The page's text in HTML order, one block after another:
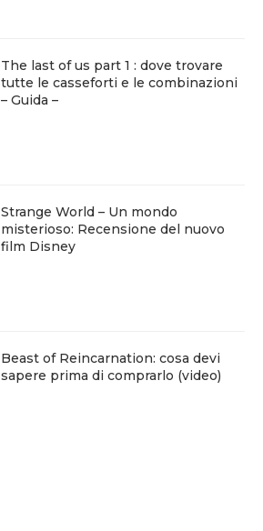
The last of us part 1 : dove trovare
tutte le casseforti e le combinazioni
– Guida –
Strange World – Un mondo
misterioso: Recensione del nuovo
film Disney
Beast of Reincarnation: cosa devi
sapere prima di comprarlo (video)